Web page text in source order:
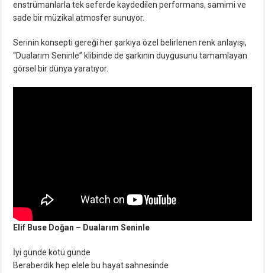
enstrümanlarla tek seferde kaydedilen performans, samimi ve
sade bir müzikal atmosfer sunuyor.
Serinin konsepti gereği her şarkıya özel belirlenen renk anlayışı,
“Dualarım Seninle” klibinde de şarkının duygusunu tamamlayan
görsel bir dünya yaratıyor.
Elif Buse Doğan – Dualarım Seninle
İyi günde kötü günde
Beraberdik hep elele bu hayat sahnesinde